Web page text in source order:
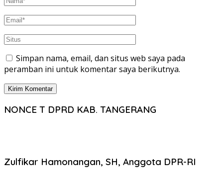
Simpan nama, email, dan situs web saya pada
peramban ini untuk komentar saya berikutnya.
NONCE T DPRD KAB. TANGERANG
Zulfikar Hamonangan, SH, Anggota DPR-RI